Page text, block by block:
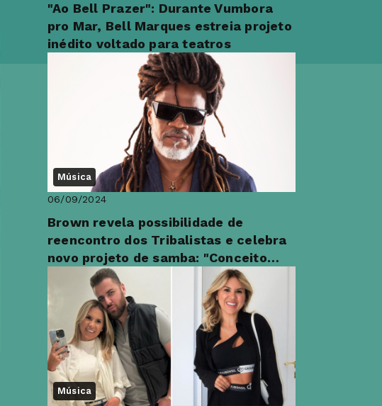
"Ao Bell Prazer": Durante Vumbora
pro Mar, Bell Marques estreia projeto
inédito voltado para teatros
Música
06/09/2024
Brown revela possibilidade de
reencontro dos Tribalistas e celebra
novo projeto de samba: "Conceito
fortalecido"
Música